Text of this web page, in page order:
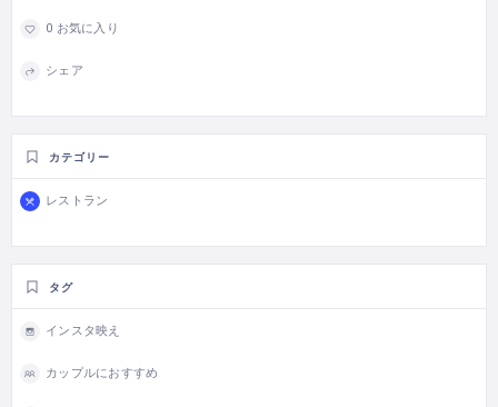
0 お気に入り
シェア
カテゴリー
レストラン
タグ
インスタ映え
カップルにおすすめ